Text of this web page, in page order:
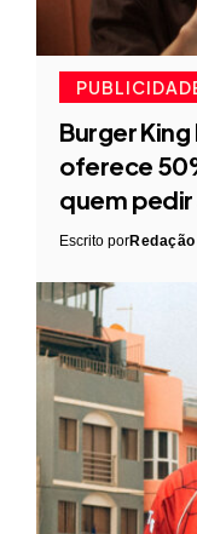
Burger
oferece
quem pedir
Escrito porRedação